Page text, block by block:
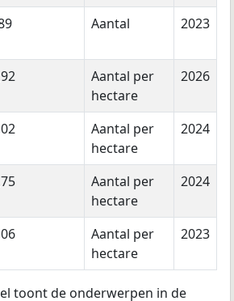
Aantal 2023
Aantal per
hectare
2026
Aantal per
hectare
2024
Aantal per
hectare
2024
Aantal per
hectare
2023
toont de onderwerpen in de